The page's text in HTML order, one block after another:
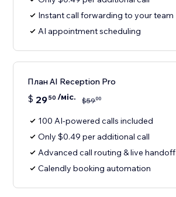
Instant call forwarding to your team
AI appointment scheduling
План AI Reception Pro
$ 2950 /міс. $5900
100 AI-powered calls included
Only $0.49 per additional call
Advanced call routing & live handoff
Calendly booking automation